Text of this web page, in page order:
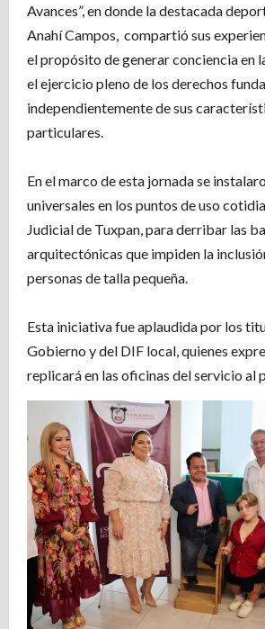
Avances”, en donde la destacada
Anahí Campos, compartió sus
el propósito de generar conciencia en
el ejercicio pleno de los derechos
independientemente de sus
particulares.
En el marco de esta jornada se
universales en los puntos de uso
Judicial de Tuxpan, para derribar las
arquitectónicas que impiden la
personas de talla pequeña.
Esta iniciativa fue aplaudida por los
Gobierno y del DIF local, quienes
replicará en las oficinas del servicio al